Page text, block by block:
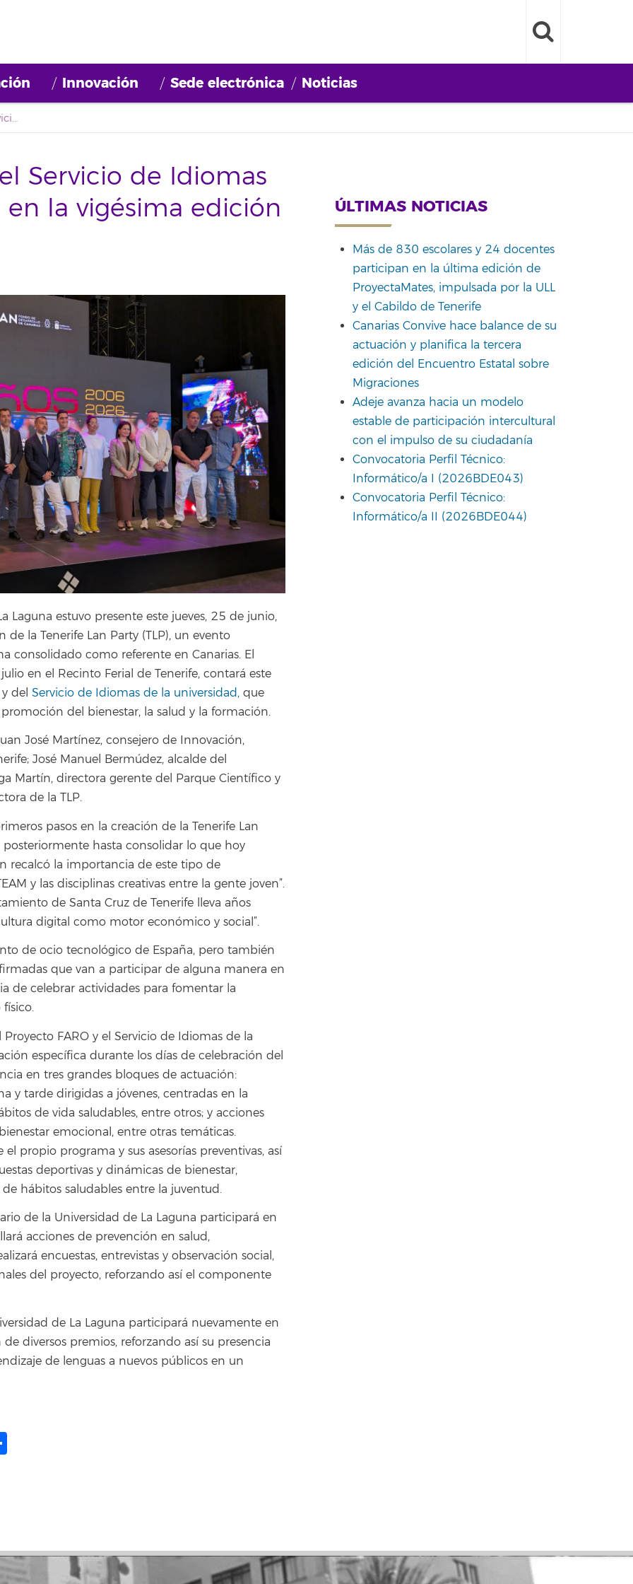
Innovación Sede electrónica Noticias
El proyecto FARO y el Servicio de Idiomas de la ULL participan en la vigésima edición de la TLP
Servicio de Idiomas
la vigésima edición
Laguna estuvo presente este jueves, 25 de junio,
la Tenerife Lan Party (TLP), un evento
consolidado como referente en Canarias. El
en el Recinto Ferial de Tenerife, contará este
y del Servicio de Idiomas de la universidad, que
del bienestar, la salud y la formación.
José Martínez, consejero de Innovación,
José Manuel Bermúdez, alcalde del
Martín, directora gerente del Parque Científico y
de la TLP.
pasos en la creación de la Tenerife Lan
posteriormente hasta consolidar lo que hoy
recalcó la importancia de este tipo de
y las disciplinas creativas entre la gente joven”.
de Santa Cruz de Tenerife lleva años
digital como motor económico y social”.
de ocio tecnológico de España, pero también
que van a participar de alguna manera en
de celebrar actividades para fomentar la
FARO y el Servicio de Idiomas de la
específica durante los días de celebración del
en tres grandes bloques de actuación:
y tarde dirigidas a jóvenes, centradas en la
de vida saludables, entre otros; y acciones
emocional, entre otras temáticas.
propio programa y sus asesorías preventivas, así
deportivas y dinámicas de bienestar,
hábitos saludables entre la juventud.
de la Universidad de La Laguna participará en
acciones de prevención en salud,
encuestas, entrevistas y observación social,
del proyecto, reforzando así el componente
de La Laguna participará nuevamente en
diversos premios, reforzando así su presencia
de lenguas a nuevos públicos en un
ÚLTIMAS NOTICIAS
Más de 830 escolares y 24 docentes
participan en la última edición de
ProyectaMates, impulsada por la ULL
y el Cabildo de Tenerife
Canarias Convive hace balance de su
actuación y planifica la tercera
edición del Encuentro Estatal sobre
Migraciones
Adeje avanza hacia un modelo
estable de participación intercultural
con el impulso de su ciudadanía
Convocatoria Perfil Técnico:
Informático/a I (2026BDE043)
Convocatoria Perfil Técnico:
Informático/a II (2026BDE044)